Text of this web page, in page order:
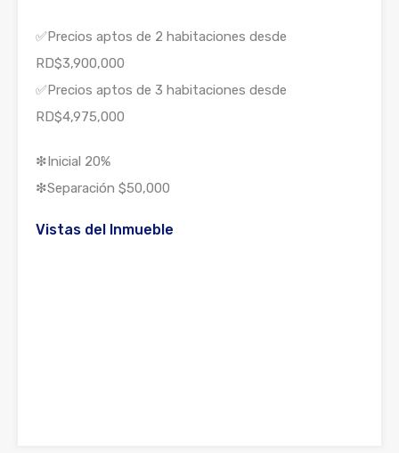
✅Precios aptos de 2 habitaciones desde
RD$3,900,000
✅Precios aptos de 3 habitaciones desde
RD$4,975,000
❇Inicial 20%
❇Separación $50,000
Vistas del Inmueble